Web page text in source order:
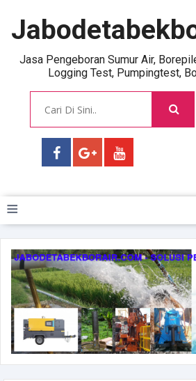
Jasa Pengeboran Sumur Air,
Logging Test, Pumpingtest,
≡